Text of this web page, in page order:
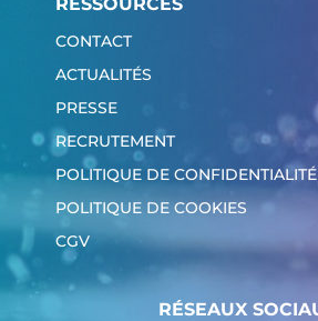
CONTACT
ACTUALITÉS
PRESSE
RECRUTEMENT
POLITIQUE DE CONFIDENTIALITÉ
POLITIQUE DE COOKIES
CGV
RÉSEAUX